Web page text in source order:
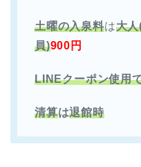
土曜の入泉料は大
員)900円
LINEクーポン使用
清算は退館時